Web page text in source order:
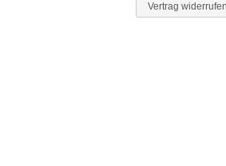
Vertrag